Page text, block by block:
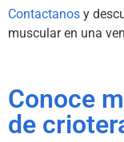
Contactanos y
muscular en una
Conoce
de